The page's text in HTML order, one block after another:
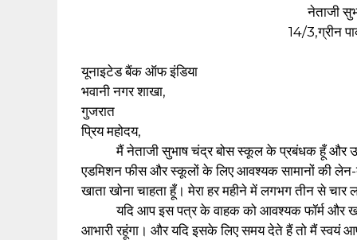
नेताजी
14/3,ग्रीन
यूनाइटेड बैंक ऑफ इंडिया
भवानी नगर शाखा,
गुजरात
प्रिय महोदय,
मैं नेताजी सुभाष चंद्र बोस स्कूल के प्रबंधक हूँ और
एडमिशन फीस और स्कूलों के लिए आवश्यक सामानों की लेन-
खाता खोना चाहता हूँ। मेरा हर महीने में लगभग तीन से
यदि आप इस पत्र के वाहक को आवश्यक फॉर्म और
आभारी रहूंगा। और यदि इसके लिए समय देते हैं तो मैं स्वयं